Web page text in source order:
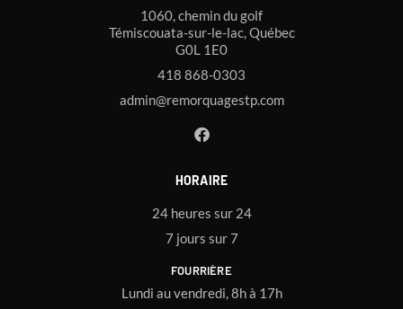
1060, chemin du golf
Témiscouata-sur-le-lac, Québec
G0L 1E0
418 868-0303
admin@remorquagestp.com
HORAIRE
24 heures sur 24
7 jours sur 7
FOURRIÈRE
Lundi au vendredi, 8h à 17h